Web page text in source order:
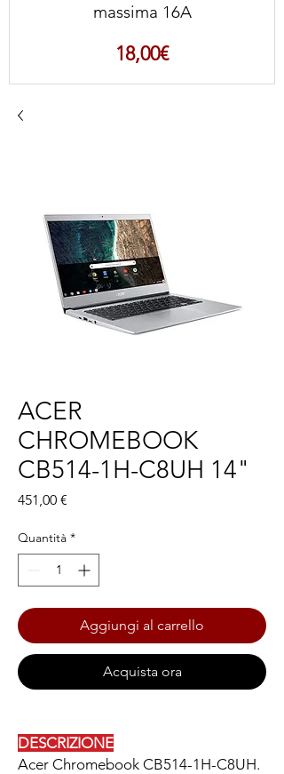
massima 16A
18,00€Prezzo
ACER
CHROMEBOOK
CB514-1H-C8UH 14"
451,00 €
Quantità *
Aggiungi al carrello
Acquista ora
DESCRIZIONE
Acer Chromebook CB514-1H-C8UH.